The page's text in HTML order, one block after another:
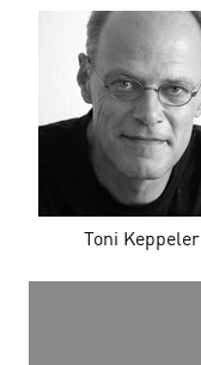
Toni Keppeler